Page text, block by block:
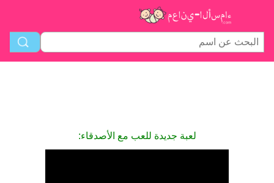
لعبة جديدة للعب مع الأصدقاء: